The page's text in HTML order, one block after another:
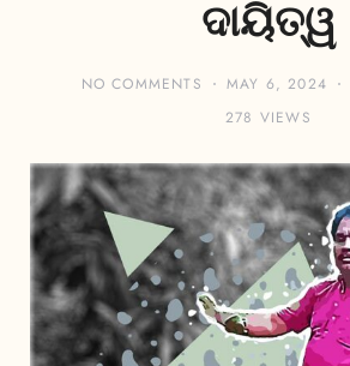
ଦାୟିତ୍ୱ
NO COMMENTS MAY 6, 2024
278 VIEWS